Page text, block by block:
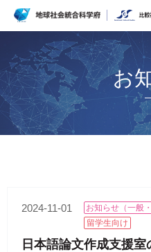
お
2024-11-01 お知らせ（一般
留学生向け
日本語論文作成支援